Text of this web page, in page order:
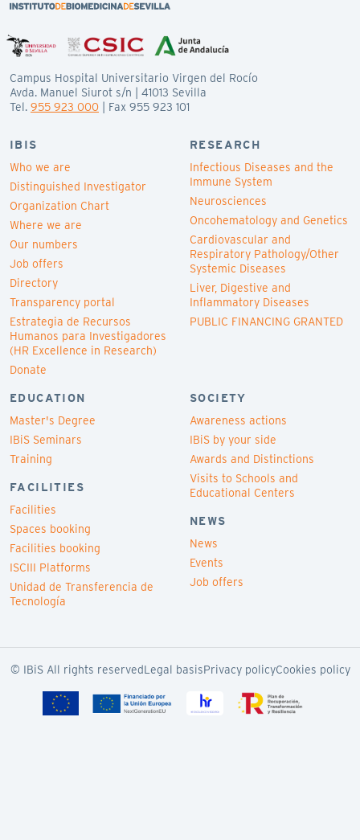
Campus Hospital Universitario Virgen del Rocío
Avda. Manuel Siurot s/n | 41013 Sevilla
Tel. 955 923 000 | Fax 955 923 101
IBIS
Who we are
Distinguished Investigator
Organization Chart
Where we are
Our numbers
Job offers
Directory
Transparency portal
Estrategia de Recursos
Humanos para Investigadores
(HR Excellence in Research)
Donate
RESEARCH
Infectious Diseases and the
Immune System
Neurosciences
Oncohematology and Genetics
Cardiovascular and
Respiratory Pathology/Other
Systemic Diseases
Liver, Digestive and
Inflammatory Diseases
PUBLIC FINANCING GRANTED
EDUCATION
Master's Degree
IBiS Seminars
Training
FACILITIES
Facilities
Spaces booking
Facilities booking
ISCIII Platforms
Unidad de Transferencia de
Tecnología
SOCIETY
Awareness actions
IBiS by your side
Awards and Distinctions
Visits to Schools and
Educational Centers
NEWS
News
Events
Job offers
© IBiS All rights reservedLegal basisPrivacy policyCookies policy